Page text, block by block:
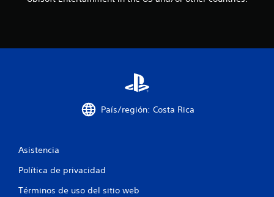
País/región: Costa Rica
Asistencia
Política de privacidad
Términos de uso del sitio web